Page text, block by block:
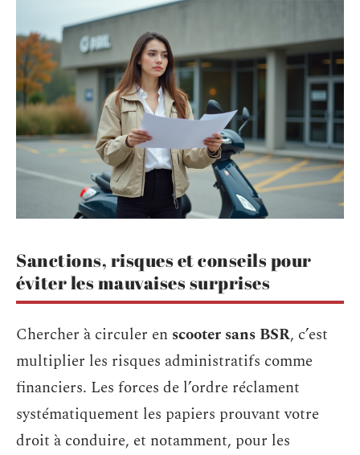
Sanctions, risques et conseils pour
éviter les mauvaises surprises
Chercher à circuler en scooter sans BSR, c’est
multiplier les risques administratifs comme
financiers. Les forces de l’ordre réclament
systématiquement les papiers prouvant votre
droit à conduire, et notamment, pour les